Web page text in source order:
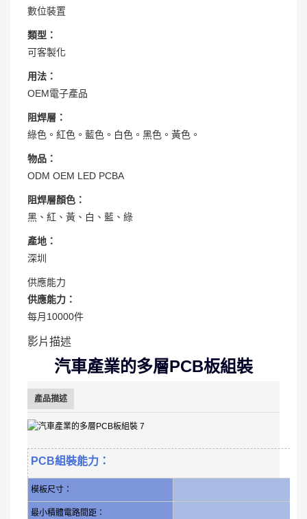
數位裝置
類型：
可客製化
用法：
OEM電子產品
阻焊層：
綠色。紅色。藍色。白色。黑色。黃色。
物品：
ODM OEM LED PCBA
阻焊層顏色：
黑、紅、黃、白、藍、綠
產地：
深圳
供應能力
供應能力：
每月10000件
影片描述
汽車產業的多層PCB板組裝
產品描述
PCB組裝能力：
模板尺寸：
最小積體電路間距：